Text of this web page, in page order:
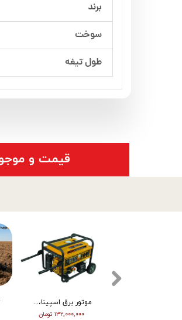
برند
سوخت
طول تیغه
​قیمت و
موتور برق اسپینا، تکفاز 8 کیلو وات، ATS دار مدل SP18000E
۱۳۲,۰۰۰,۰۰۰ تومان